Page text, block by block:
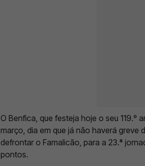
O Benfica, que festeja hoje o seu 119.º
março, dia em que já não haverá
defrontar o Famalicão, para a 23.ª
pontos.